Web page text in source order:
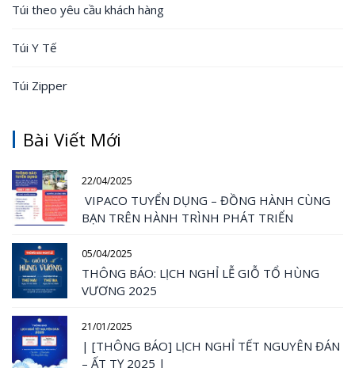
Túi theo yêu cầu khách hàng
Túi Y Tế
Túi Zipper
Bài Viết Mới
22/04/2025
VIPACO TUYỂN DỤNG – ĐỒNG HÀNH CÙNG
BẠN TRÊN HÀNH TRÌNH PHÁT TRIỂN
05/04/2025
THÔNG BÁO: LỊCH NGHỈ LỄ GIỖ TỔ HÙNG
VƯƠNG 2025
21/01/2025
| [THÔNG BÁO] LỊCH NGHỈ TẾT NGUYÊN ĐÁN
– ẤT TỴ 2025 |